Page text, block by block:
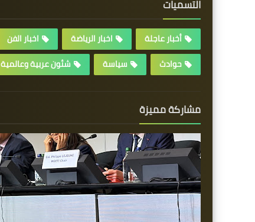
التسميات
أخبار عاجلة اخبار الرياضة اخبار الفن
حوادث
سياسة شئون عربية وعالمية
مشاركة مميزة